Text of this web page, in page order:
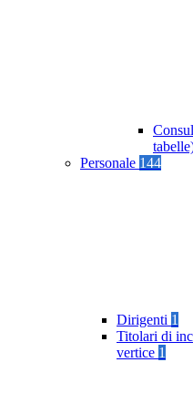
Personale 144
Dirigenti 1
Titolari di
vertice 1